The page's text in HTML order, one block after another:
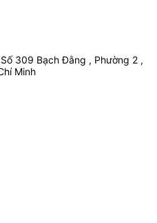
309 Bạch Đằng , Phường 2 ,
Minh